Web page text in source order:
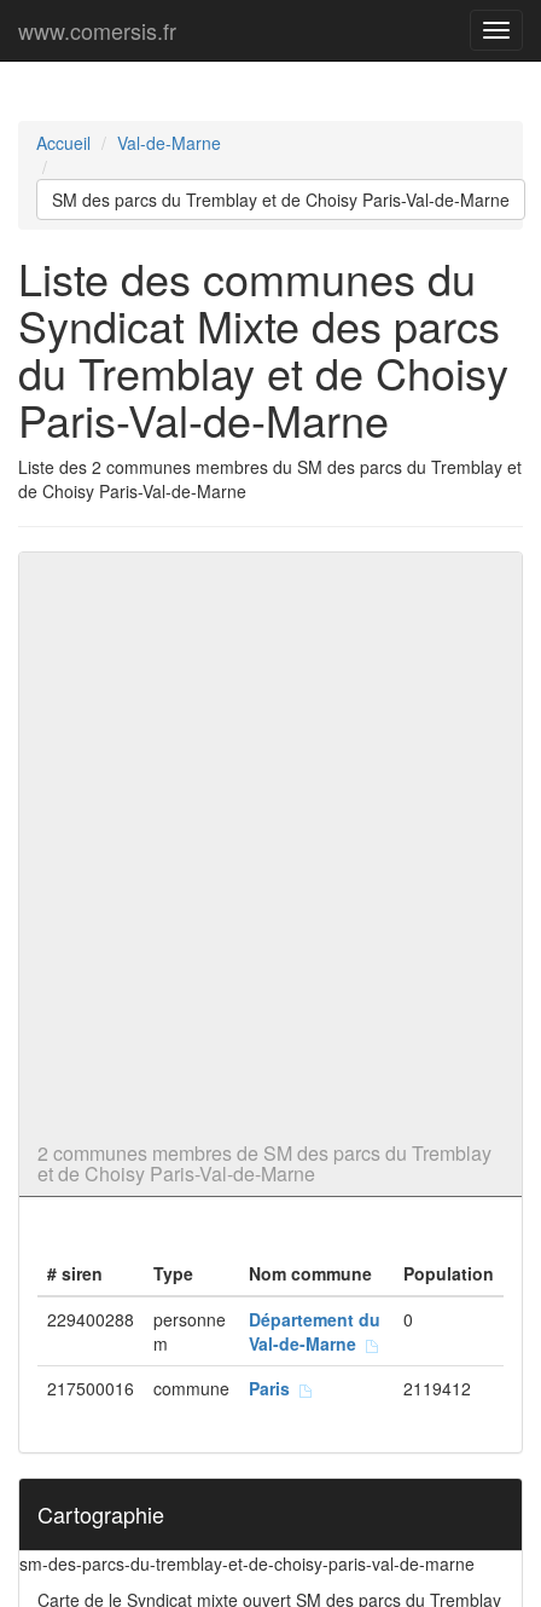
Menu
www.comersis.fr
Accueil Val-de-Marne
SM des parcs du Tremblay et de Choisy Paris-Val-de-Marne
Liste des communes du
Syndicat Mixte des parcs
du Tremblay et de Choisy
Paris-Val-de-Marne
Liste des 2 communes membres du SM des parcs du Tremblay et
de Choisy Paris-Val-de-Marne
2 communes membres de SM des parcs du Tremblay
et de Choisy Paris-Val-de-Marne
# siren Type Nom commune
Population
229400288
personne
m
Département du
Val-de-Marne
0
217500016 commune Paris 2119412
Cartographie
sm-des-parcs-du-tremblay-et-de-choisy-paris-val-de-marne
Carte de le Syndicat mixte ouvert SM des parcs du Tremblay